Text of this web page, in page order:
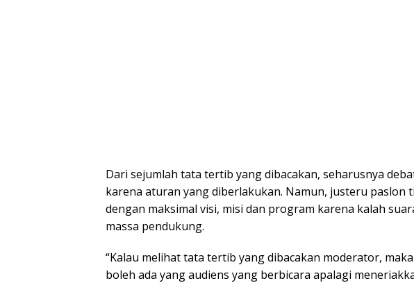
Dari sejumlah tata tertib yang dibacakan, seharusnya
karena aturan yang diberlakukan. Namun, justeru paslon
dengan maksimal visi, misi dan program karena kalah
massa pendukung.
“Kalau melihat tata tertib yang dibacakan moderator,
boleh ada yang audiens yang berbicara apalagi